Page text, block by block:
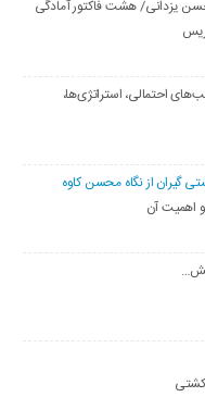
یزدانی/ هشت فاکتور آمادگی
احتمالی، استراتژی‌ها،
گیران از نگاه محسن کاوه
اهمیت آن
کشتی